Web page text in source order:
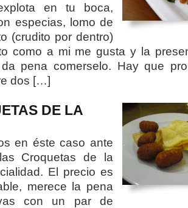
en tu boca,
especias, lomo de
(crudito por dentro)
como a mi me gusta y la
pena comerselo. Hay que
dos […]
DE LA
en éste caso ante
Croquetas de la
El precio es
merece la pena
con un par de